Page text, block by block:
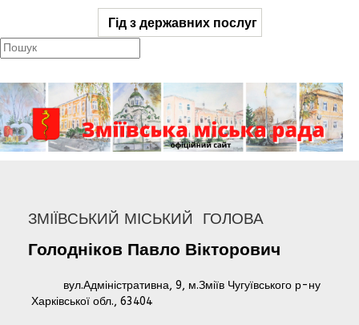
Гід з державних послуг
ЗМІЇВСЬКИЙ МІСЬКИЙ ГОЛОВА
Голодніков Павло Вікторович
вул.Адміністративна, 9, м.Зміїв Чугуївського р-ну
Харківської обл., 63404